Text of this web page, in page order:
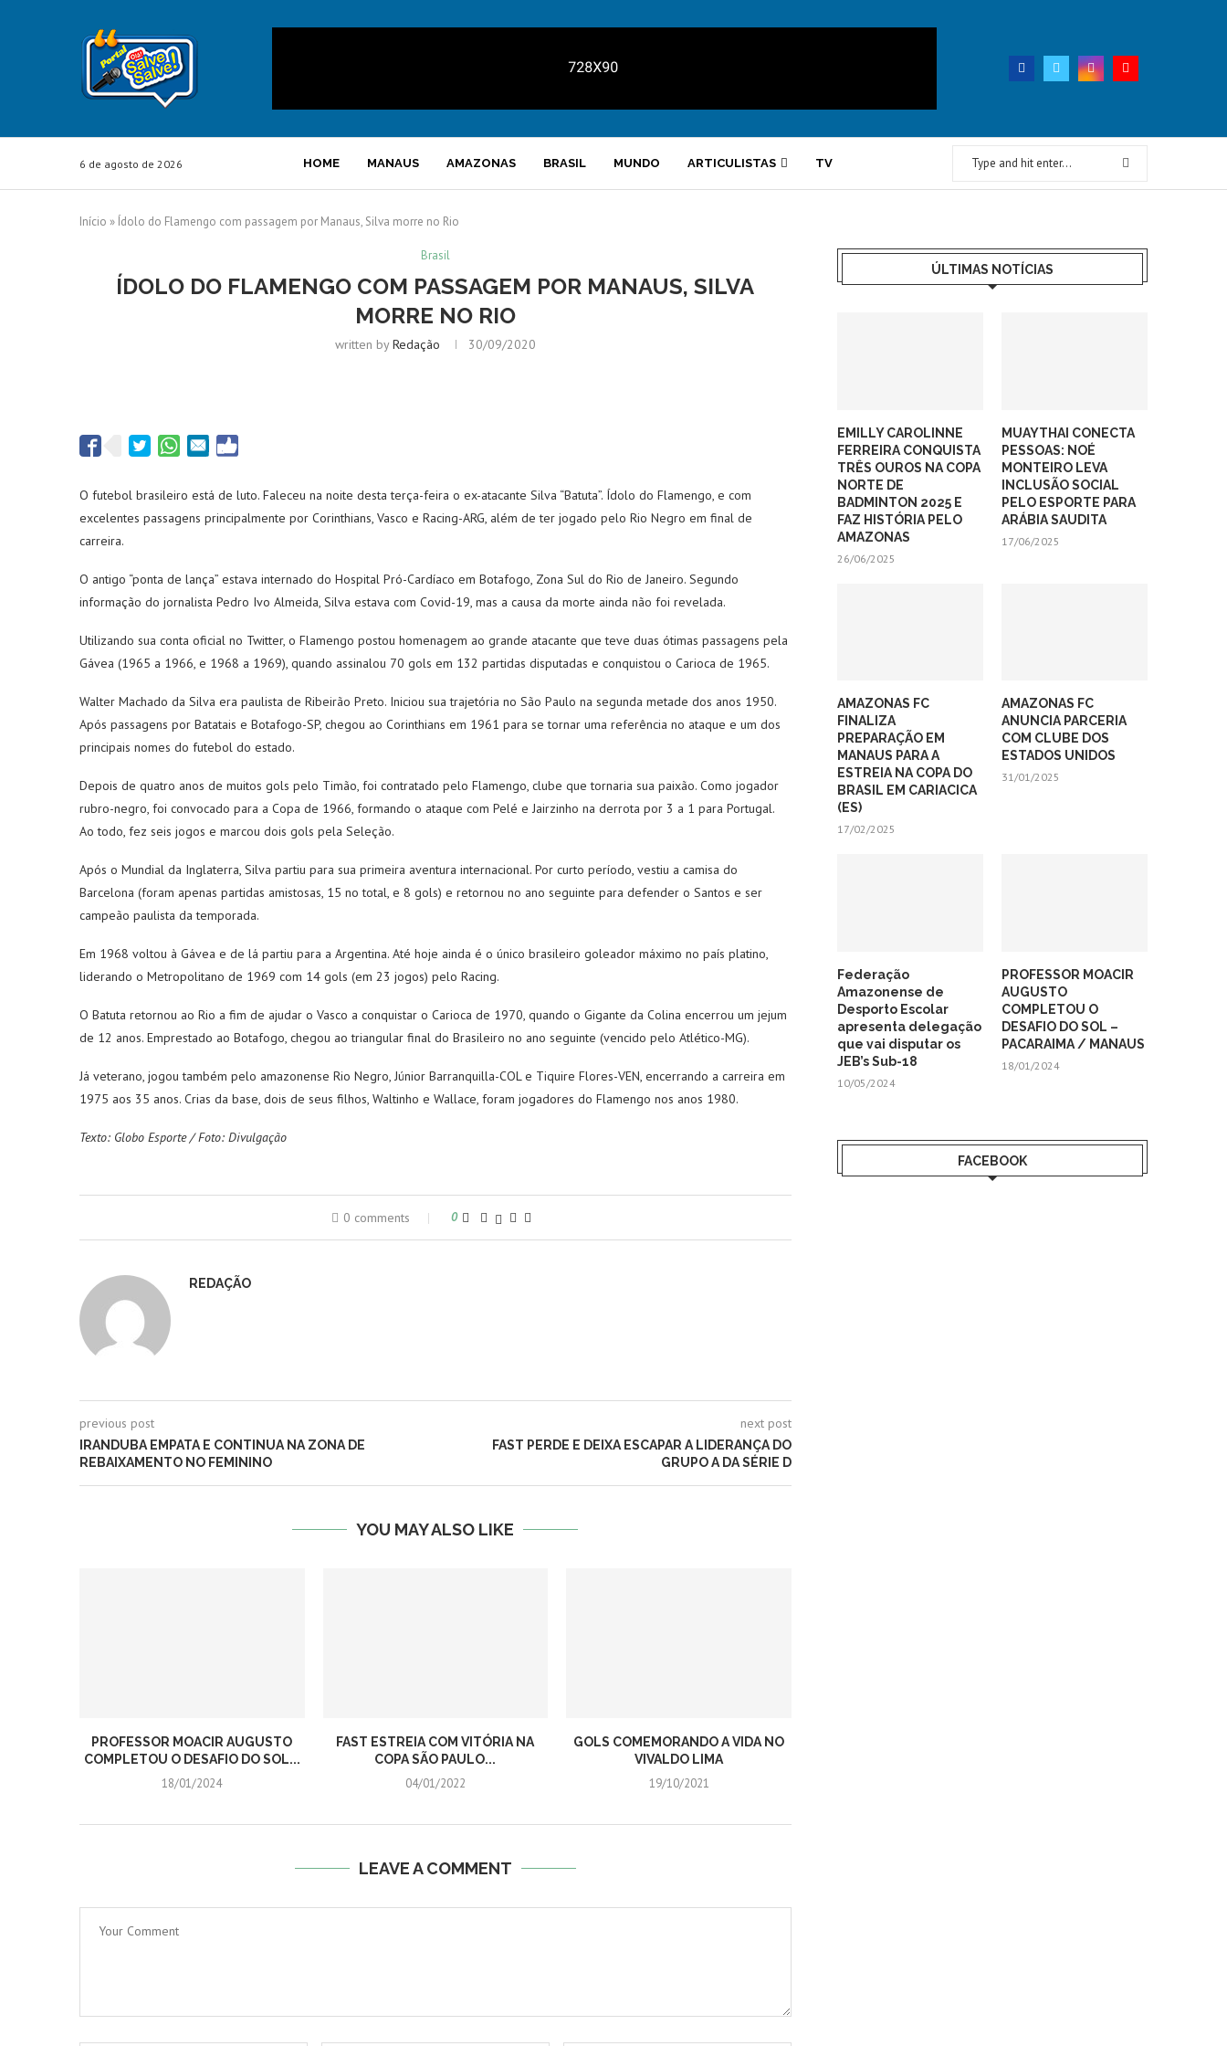
6 de agosto de 2026 HOME MANAUS AMAZONAS BRASIL MUNDO ARTICULISTAS TV
Início » Ídolo do Flamengo com passagem por Manaus, Silva morre no Rio
Brasil
ÍDOLO DO FLAMENGO COM PASSAGEM POR MANAUS, SILVA
MORRE NO RIO
written byRedação 30/09/2020
O futebol brasileiro está de luto. Faleceu na noite desta terça-feira o ex-atacante Silva “Batuta”. Ídolo do Flamengo, e com
excelentes passagens principalmente por Corinthians, Vasco e Racing-ARG, além de ter jogado pelo Rio Negro em final de
carreira.
O antigo “ponta de lança” estava internado do Hospital Pró-Cardíaco em Botafogo, Zona Sul do Rio de Janeiro. Segundo
informação do jornalista Pedro Ivo Almeida, Silva estava com Covid-19, mas a causa da morte ainda não foi revelada.
Utilizando sua conta oficial no Twitter, o Flamengo postou homenagem ao grande atacante que teve duas ótimas passagens pela
Gávea (1965 a 1966, e 1968 a 1969), quando assinalou 70 gols em 132 partidas disputadas e conquistou o Carioca de 1965.
Walter Machado da Silva era paulista de Ribeirão Preto. Iniciou sua trajetória no São Paulo na segunda metade dos anos 1950.
Após passagens por Batatais e Botafogo-SP, chegou ao Corinthians em 1961 para se tornar uma referência no ataque e um dos
principais nomes do futebol do estado.
Depois de quatro anos de muitos gols pelo Timão, foi contratado pelo Flamengo, clube que tornaria sua paixão. Como jogador
rubro-negro, foi convocado para a Copa de 1966, formando o ataque com Pelé e Jairzinho na derrota por 3 a 1 para Portugal.
Ao todo, fez seis jogos e marcou dois gols pela Seleção.
Após o Mundial da Inglaterra, Silva partiu para sua primeira aventura internacional. Por curto período, vestiu a camisa do
Barcelona (foram apenas partidas amistosas, 15 no total, e 8 gols) e retornou no ano seguinte para defender o Santos e ser
campeão paulista da temporada.
Em 1968 voltou à Gávea e de lá partiu para a Argentina. Até hoje ainda é o único brasileiro goleador máximo no país platino,
liderando o Metropolitano de 1969 com 14 gols (em 23 jogos) pelo Racing.
O Batuta retornou ao Rio a fim de ajudar o Vasco a conquistar o Carioca de 1970, quando o Gigante da Colina encerrou um jejum
de 12 anos. Emprestado ao Botafogo, chegou ao triangular final do Brasileiro no ano seguinte (vencido pelo Atlético-MG).
Já veterano, jogou também pelo amazonense Rio Negro, Júnior Barranquilla-COL e Tiquire Flores-VEN, encerrando a carreira em
1975 aos 35 anos. Crias da base, dois de seus filhos, Waltinho e Wallace, foram jogadores do Flamengo nos anos 1980.
Texto: Globo Esporte / Foto: Divulgação
0 comments 0
REDAÇÃO
previous post
IRANDUBA EMPATA E CONTINUA NA ZONA DE
REBAIXAMENTO NO FEMININO
next post
FAST PERDE E DEIXA ESCAPAR A LIDERANÇA DO
GRUPO A DA SÉRIE D
YOU MAY ALSO LIKE
PROFESSOR MOACIR AUGUSTO
COMPLETOU O DESAFIO DO SOL...
18/01/2024
FAST ESTREIA COM VITÓRIA NA
COPA SÃO PAULO...
04/01/2022
GOLS COMEMORANDO A VIDA NO
VIVALDO LIMA
19/10/2021
LEAVE A COMMENT
ÚLTIMAS NOTÍCIAS
EMILLY CAROLINNE
FERREIRA CONQUISTA
TRÊS OUROS NA COPA
NORTE DE
BADMINTON 2025 E
FAZ HISTÓRIA PELO
AMAZONAS
26/06/2025
MUAYTHAI CONECTA
PESSOAS: NOÉ
MONTEIRO LEVA
INCLUSÃO SOCIAL
PELO ESPORTE PARA
ARÁBIA SAUDITA
17/06/2025
AMAZONAS FC
FINALIZA
PREPARAÇÃO EM
MANAUS PARA A
ESTREIA NA COPA DO
BRASIL EM CARIACICA
(ES)
17/02/2025
AMAZONAS FC
ANUNCIA PARCERIA
COM CLUBE DOS
ESTADOS UNIDOS
31/01/2025
Federação
Amazonense de
Desporto Escolar
apresenta delegação
que vai disputar os
JEB’s Sub-18
10/05/2024
PROFESSOR MOACIR
AUGUSTO
COMPLETOU O
DESAFIO DO SOL –
PACARAIMA / MANAUS
18/01/2024
FACEBOOK